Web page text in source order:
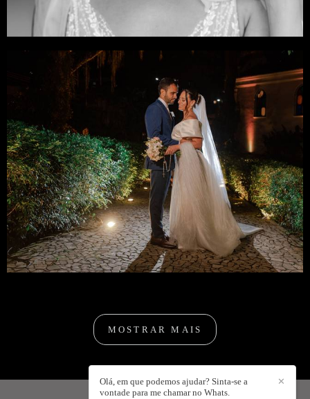
MOSTRAR MAIS
✕
Olá, em que podemos ajudar? Sinta-se a
vontade para me chamar no Whats.